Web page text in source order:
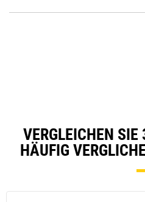
VERGLEICHEN
HÄUFIG